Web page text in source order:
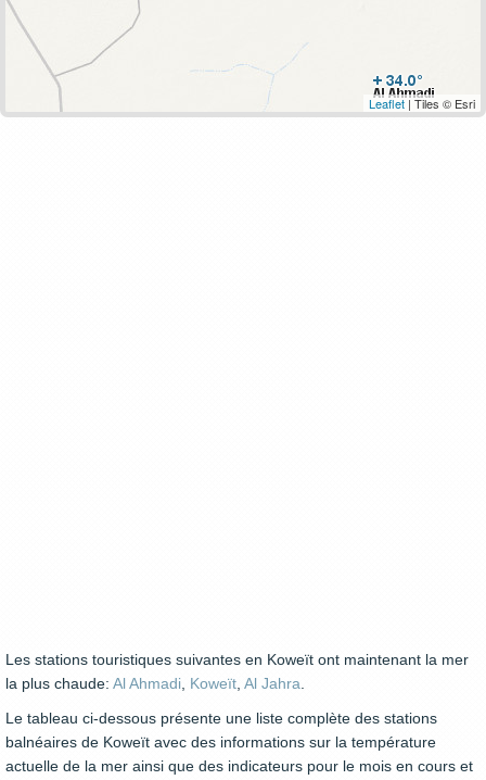
Leaflet| Tiles © Esri
Les stations touristiques suivantes en Koweït ont maintenant la mer
la plus chaude: Al Ahmadi Koweït Al Jahra
Le tableau ci-dessous présente une liste complète des stations
balnéaires de Koweït avec des informations sur la température
actuelle de la mer ainsi que des indicateurs pour le mois en cours et